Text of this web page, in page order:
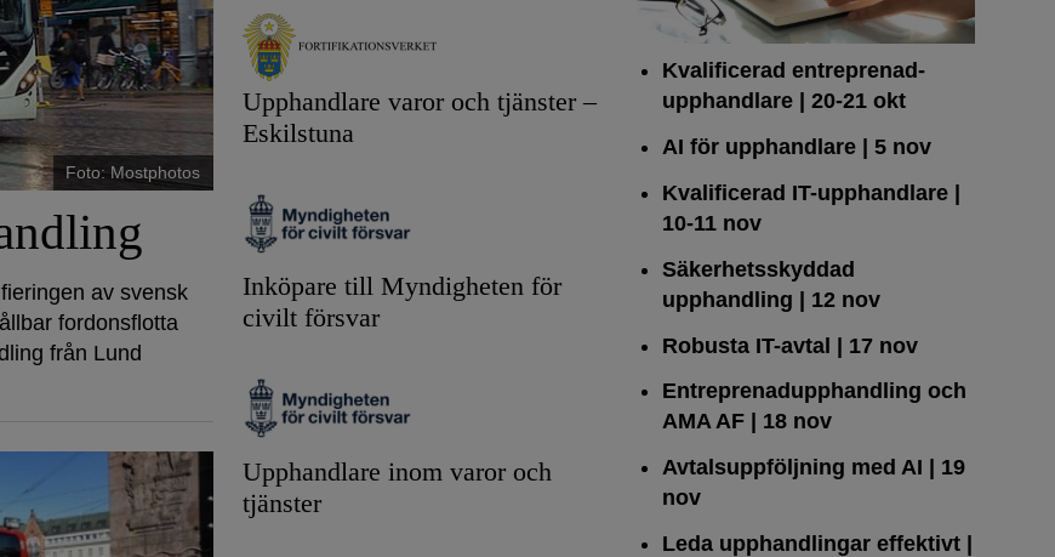
Foto: Mostphotos
av svensk
fordonsflotta
från Lund
Upphandlare varor och tjänster –
Eskilstuna
Inköpare till Myndigheten för
civilt försvar
Upphandlare inom varor och
tjänster
Kvalificerad entreprenad­
upphandlare
| 20-21 okt
AI för upphandlare | 5 nov
Kvalificerad IT-upphandlare |
10-11 nov
Säkerhetsskyddad
upphandling | 12 nov
Robusta IT-avtal | 17 nov
Entreprenadupphandling och
AMA AF | 18 nov
Avtalsuppföljning med AI | 19
nov
Leda upphandlingar effektivt |